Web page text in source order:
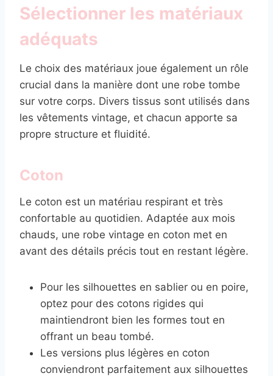
Sélectionner les matériaux
adéquats
Le choix des matériaux joue également un rôle
crucial dans la manière dont une robe tombe
sur votre corps. Divers tissus sont utilisés dans
les vêtements vintage, et chacun apporte sa
propre structure et fluidité.
Coton
Le coton est un matériau respirant et très
confortable au quotidien. Adaptée aux mois
chauds, une robe vintage en coton met en
avant des détails précis tout en restant légère.
Pour les silhouettes en sablier ou en poire,
optez pour des cotons rigides qui
maintiendront bien les formes tout en
offrant un beau tombé.
Les versions plus légères en coton
conviendront parfaitement aux silhouettes